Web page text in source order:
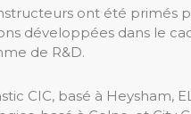
ont été primés
développées dans le
de R&D.
CIC, basé à Heysham,